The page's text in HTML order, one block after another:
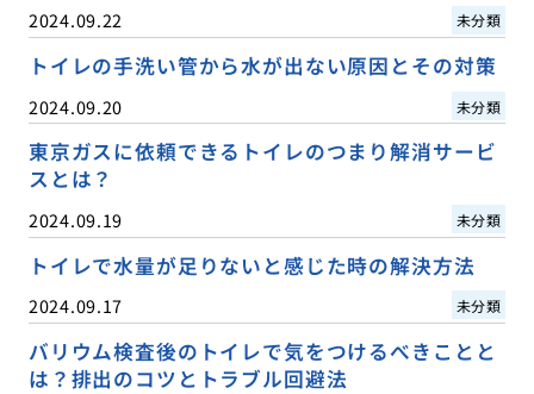
2024.09.22 未分類
トイレの手洗い管から水が出ない原因とその対策
2024.09.20 未分類
東京ガスに依頼できるトイレのつまり解消サービ
スとは？
2024.09.19 未分類
トイレで水量が足りないと感じた時の解決方法
2024.09.17 未分類
バリウム検査後のトイレで気をつけるべきことと
は？排出のコツとトラブル回避法